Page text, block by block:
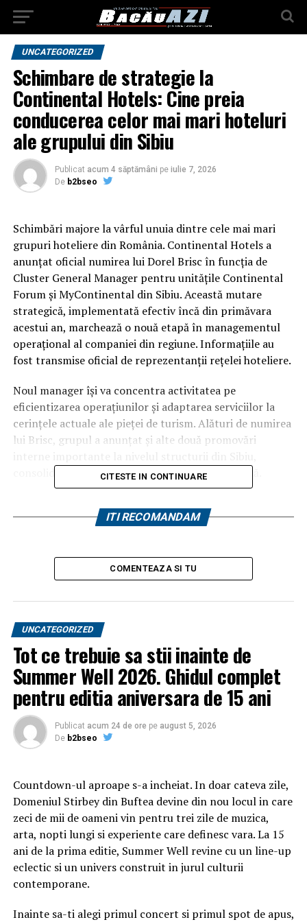
UNCATEGORIZED
Schimbare de strategie la
Continental Hotels: Cine preia
conducerea celor mai mari hoteluri
ale grupului din Sibiu
Publicat acum 4 săptămâni pe iulie 7, 2026
De b2bseo
Schimbări majore la vârful unuia dintre cele mai mari
grupuri hoteliere din România. Continental Hotels a
anunțat oficial numirea lui Dorel Brisc în funcția de
Cluster General Manager pentru unitățile Continental
Forum și MyContinental din Sibiu. Această mutare
strategică, implementată efectiv încă din primăvara
acestui an, marchează o nouă etapă în managementul
operațional al companiei din regiune. Informațiile au
fost transmise oficial de reprezentanții rețelei hoteliere.
Noul manager își va concentra activitatea pe
eficientizarea operațiunilor și adaptarea serviciilor la
cerințele actuale ale pieței de turism. Alături de numirea
lui Brisc, grupul a anunțat și alte două promovări
consolidându-și astfel echipa de conducere locală.
O carieră de peste un sfert de
Dorel Brisc nu este un nume nou în cadrul lanțului
hotelier. Acesta s-a alăturat echipei Continental Hotels
în urmă cu 27 de ani, în 1999, începându-și activitatea
roluri-cheie în diverse departamente din Arad și Oradea,
trecând prin sectoarele financiar, vânzări și
managementul diviziei de Food & Beverage (F&B).
Experiența sa multidisciplinară reprezintă un atu în
noua poziție de coordonare a celor două unități din
Sibiu. Mandatul său se va axa pe consolidarea relației cu
clienții, dezvoltarea personalului din subordine și
„Turismul reprezintă
pentru mine o a doua casă.
Cred foarte mult în puterea
echipelor unite și în
construirea unor
CITESTE IN CONTINUARE
ITI RECOMANDAM
COMENTEAZA SI TU
UNCATEGORIZED
Tot ce trebuie sa stii inainte de
Summer Well 2026. Ghidul complet
pentru editia aniversara de 15 ani
Publicat acum 24 de ore pe august 5, 2026
De b2bseo
Countdown-ul aproape s-a incheiat. In doar cateva zile,
Domeniul Stirbey din Buftea devine din nou locul in care
zeci de mii de oameni vin pentru trei zile de muzica,
arta, nopti lungi si experiente care definesc vara. La 15
ani de la prima editie, Summer Well revine cu un line-up
eclectic si un univers construit in jurul culturii
contemporane.
Inainte sa-ti alegi primul concert si primul spot de apus,